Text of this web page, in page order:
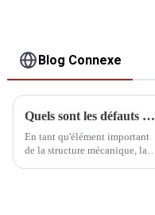
Blog Connexe
Quels sont les défauts dans la conception de la structure à poutre triangulaire de la MMT ?
En tant qu'élément important
de la structure mécanique, la